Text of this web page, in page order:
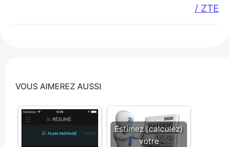
/ ZTE
VOUS AIMEREZ AUSSI
Estimez (calculez)
votre